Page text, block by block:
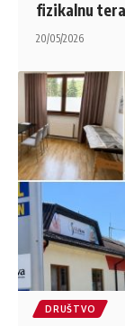
fizikalnu
20/05/2026
DRUŠTVO